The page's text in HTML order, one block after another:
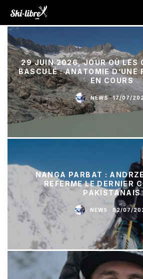
29 JUIN 2026, JOUR OÙ LES
BASCULÉ : ANATOMIE D’UNE
EN COURS
NEWS · 17/07/
NANGA PARBAT :
REFERME LE DERNIER
PAKISTANAIS
NEWS · 02/07/